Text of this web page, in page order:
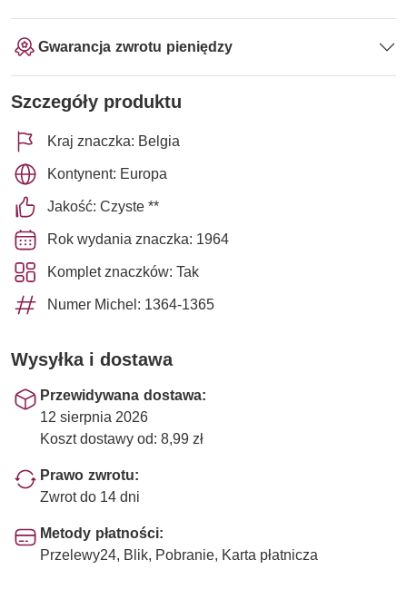
Gwarancja zwrotu pieniędzy
Szczegóły produktu
Kraj znaczka: Belgia
Kontynent: Europa
Jakość: Czyste **
Rok wydania znaczka: 1964
Komplet znaczków: Tak
Numer Michel: 1364-1365
Wysyłka i dostawa
Przewidywana dostawa:
12 sierpnia 2026
Koszt dostawy od: 8,99 zł
Prawo zwrotu:
Zwrot do 14 dni
Metody płatności:
Przelewy24, Blik, Pobranie, Karta płatnicza